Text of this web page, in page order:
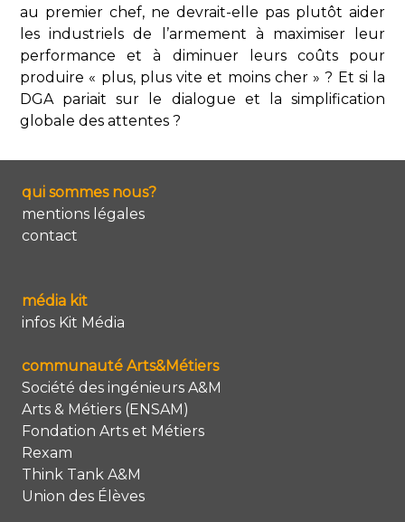
au premier chef, ne devrait-elle pas plutôt aider
les industriels de l’armement à maximiser leur
performance et à diminuer leurs coûts pour
produire « plus, plus vite et moins cher » ? Et si la
DGA pariait sur le dialogue et la simplification
globale des attentes ?
qui sommes nous?
mentions légales
contact
média kit
infos Kit Média
communauté Arts&Métiers
Société des ingénieurs A&M
Arts & Métiers (ENSAM)
Fondation Arts et Métiers
Rexam
Think Tank A&M
Union des Élèves